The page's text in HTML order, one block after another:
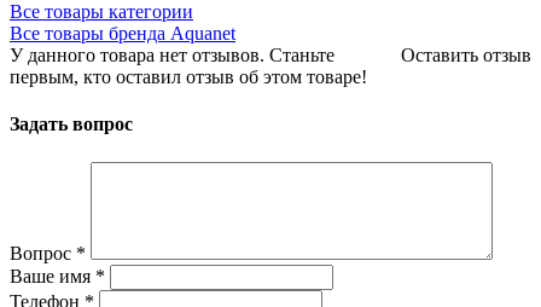
Все товары категории
Все товары бренда Aquanet
Оставить отзыв
У данного товара нет отзывов. Станьте
первым, кто оставил отзыв об этом товаре!
Задать вопрос
Вопрос *
Ваше имя *
Телефон *